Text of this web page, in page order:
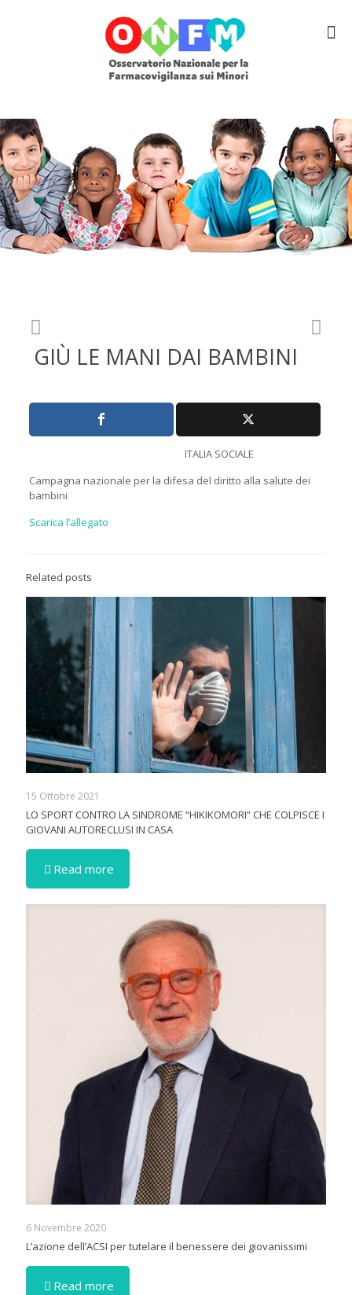
GIÙ LE MANI DAI BAMBINI
ITALIA SOCIALE
Campagna nazionale per la difesa del diritto alla salute dei
bambini
Scarica l’allegato
Related posts
15 Ottobre 2021
LO SPORT CONTRO LA SINDROME “HIKIKOMORI” CHE COLPISCE I
GIOVANI AUTORECLUSI IN CASA
Read more
6 Novembre 2020
L’azione dell’ACSI per tutelare il benessere dei giovanissimi
Read more